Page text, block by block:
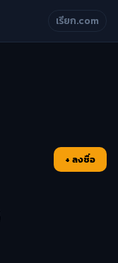
เรียก.com
+ ลงชื่อ